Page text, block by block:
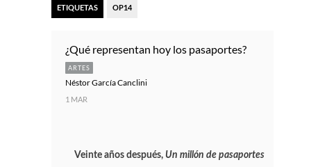
ETIQUETAS OP14
¿Qué representan hoy los pasaportes?
ARTES
Néstor García Canclini
1 MAR
Veinte años después, Un millón de pasaportes